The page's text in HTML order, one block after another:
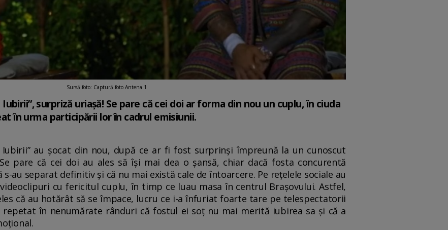
Sursă foto: Captură foto Antena 1
surpriză uriașă! Se pare că cei doi ar forma din nou un cuplu, în ciuda
în urma participării lor în cadrul emisiunii.
Iubirii” au șocat din nou, după ce ar fi fost surprinși împreună la un cunoscut
pare că cei doi au ales să își mai dea o șansă, chiar dacă fosta concurentă
au separat definitiv și că nu mai există cale de întoarcere. Pe rețelele sociale au
cu fericitul cuplu, în timp ce luau masa în centrul Brașovului. Astfel,
că au hotărât să se împace, lucru ce i-a înfuriat foarte tare pe telespectatorii
repetat în nenumărate rânduri că fostul ei soț nu mai merită iubirea sa și că a